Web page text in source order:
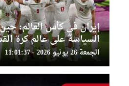
إيران في كأس العالم:
السياسة على عالم كرة
الجمعة 26 يونيو 2026 - 11:01:37